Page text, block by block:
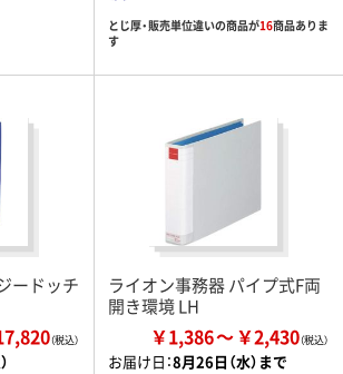
とじ厚・販売単位違いの商品が16商品ありま
す
ードッチ
ライオン事務器 パイプ式F両
開き環境 LH
￥1,386 ￥2,430
お届け日：8月26日（水）まで